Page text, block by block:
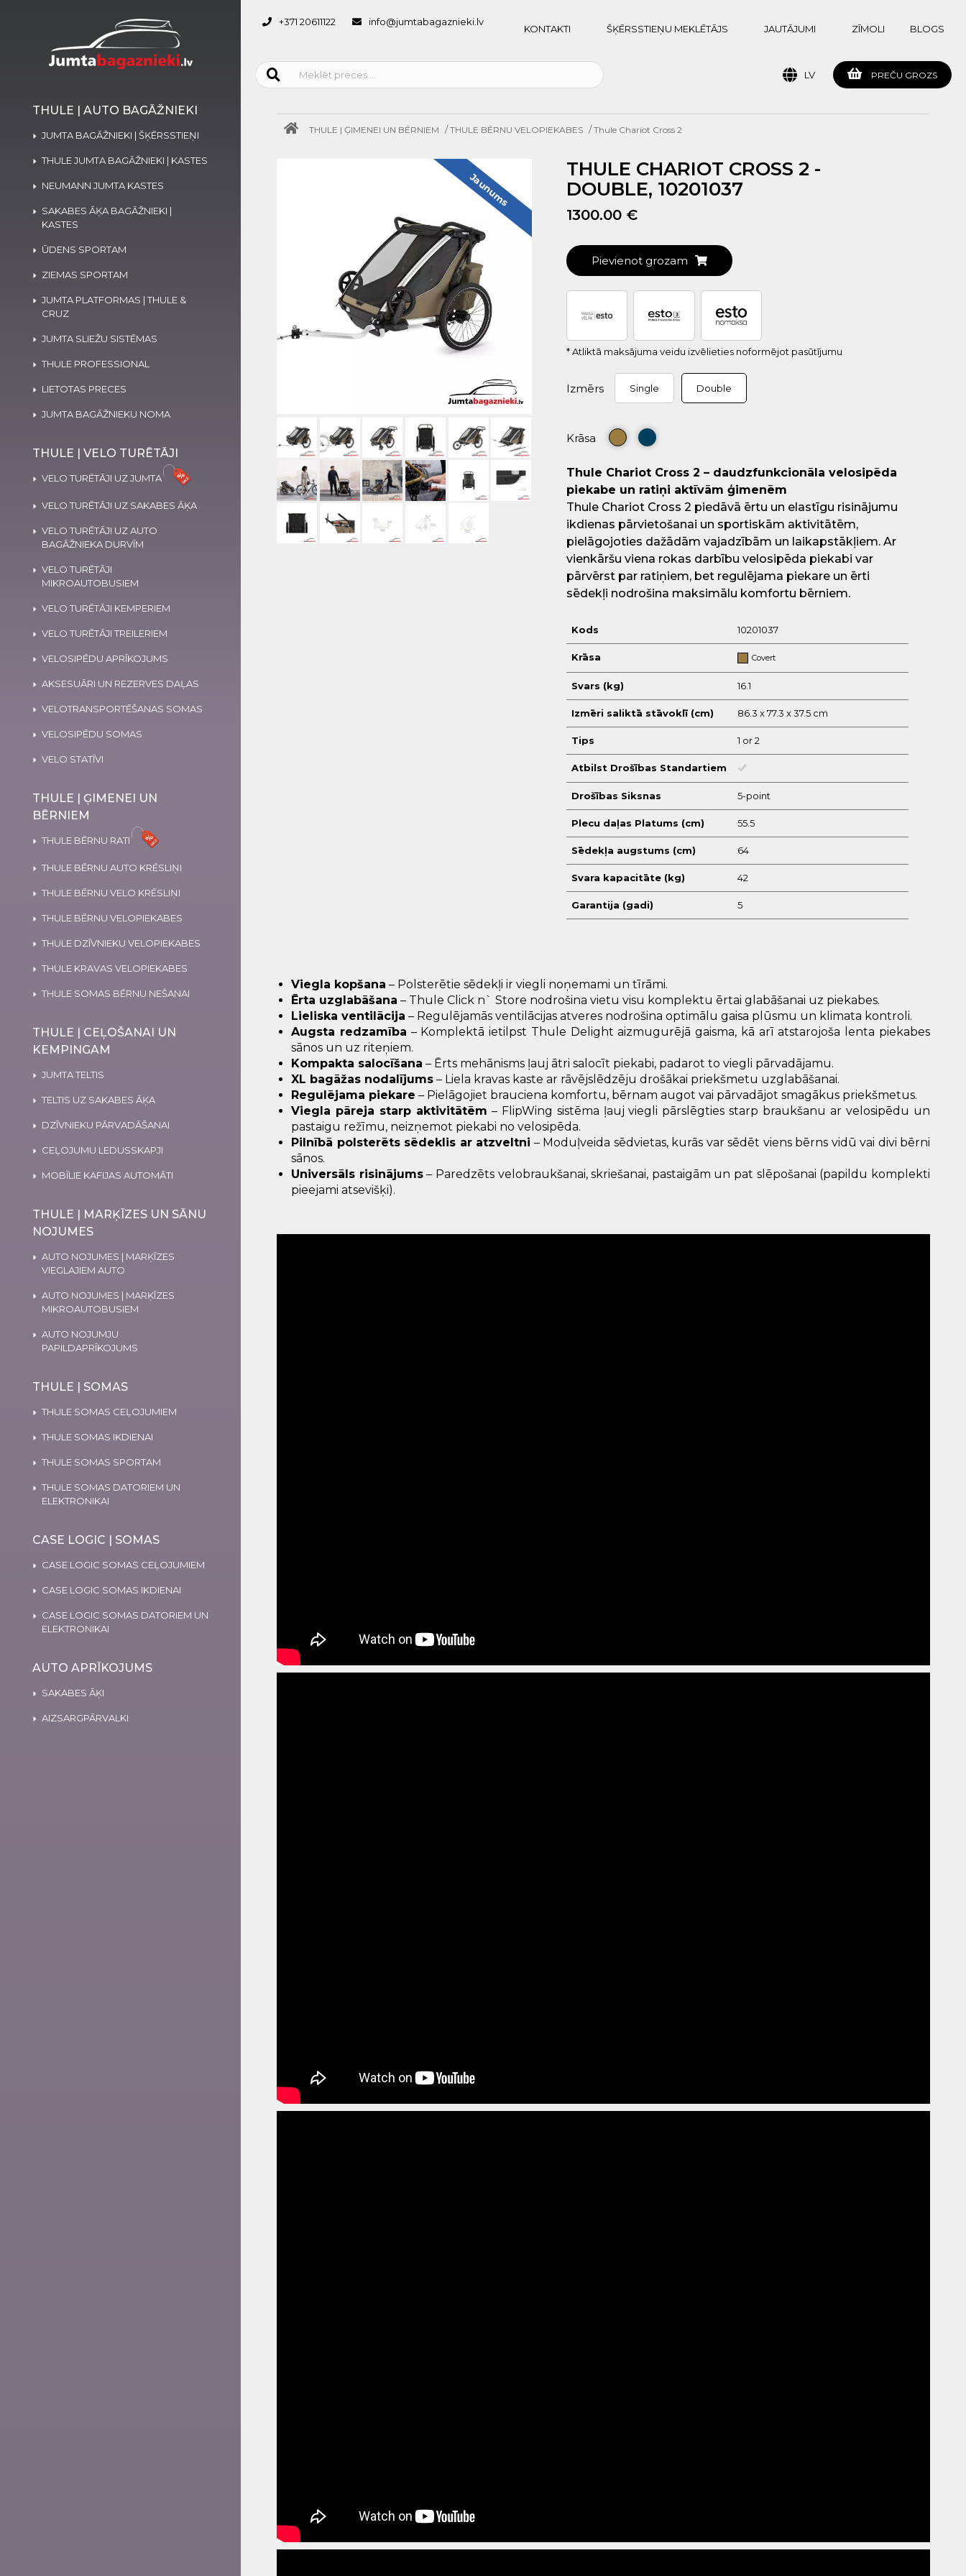
THULE | AUTO BAGĀŽNIEKI
JUMTA BAGĀŽNIEKI | ŠĶĒRSSTIEŅI
THULE JUMTA BAGĀŽNIEKI | KASTES
NEUMANN JUMTA KASTES
SAKABES ĀĶA BAGĀŽNIEKI |
KASTES
ŪDENS SPORTAM
ZIEMAS SPORTAM
JUMTA PLATFORMAS | THULE &
CRUZ
JUMTA SLIEŽU SISTĒMAS
THULE PROFESSIONAL
LIETOTAS PRECES
JUMTA BAGĀŽNIEKU NOMA
THULE | VELO TURĒTĀJI
VELO TURĒTĀJI UZ JUMTA
VELO TURĒTĀJI UZ SAKABES ĀĶA
VELO TURĒTĀJI UZ AUTO
BAGĀŽNIEKA DURVĪM
VELO TURĒTĀJI
MIKROAUTOBUSIEM
VELO TURĒTĀJI KEMPERIEM
VELO TURĒTĀJI TREILERIEM
VELOSIPĒDU APRĪKOJUMS
AKSESUĀRI UN REZERVES DAĻAS
VELOTRANSPORTĒŠANAS SOMAS
VELOSIPĒDU SOMAS
VELO STATĪVI
THULE | ĢIMENEI UN
BĒRNIEM
THULE BĒRNU RATI
THULE BĒRNU AUTO KRĒSLIŅI
THULE BĒRNU VELO KRĒSLIŅI
THULE BĒRNU VELOPIEKABES
THULE DZĪVNIEKU VELOPIEKABES
THULE KRAVAS VELOPIEKABES
THULE SOMAS BĒRNU NEŠANAI
THULE | CEĻOŠANAI UN
KEMPINGAM
JUMTA TELTIS
TELTIS UZ SAKABES ĀĶA
DZĪVNIEKU PĀRVADĀŠANAI
CEĻOJUMU LEDUSSKAPJI
MOBĪLIE KAFIJAS AUTOMĀTI
THULE | MARĶĪZES UN SĀNU
NOJUMES
AUTO NOJUMES | MARĶĪZES
VIEGLAJIEM AUTO
AUTO NOJUMES | MARĶĪZES
MIKROAUTOBUSIEM
AUTO NOJUMJU
PAPILDAPRĪKOJUMS
THULE | SOMAS
THULE SOMAS CEĻOJUMIEM
THULE SOMAS IKDIENAI
THULE SOMAS SPORTAM
THULE SOMAS DATORIEM UN
ELEKTRONIKAI
CASE LOGIC | SOMAS
CASE LOGIC SOMAS CEĻOJUMIEM
CASE LOGIC SOMAS IKDIENAI
CASE LOGIC SOMAS DATORIEM UN
ELEKTRONIKAI
AUTO APRĪKOJUMS
SAKABES ĀĶI
AIZSARGPĀRVALKI
+371 20611122 info@jumtabagaznieki.lv
KONTAKTI ŠĶĒRSSTIEŅU MEKLĒTĀJS JAUTĀJUMI ZĪMOLI BLOGS
PREČU GROZS
LV
THULE | ĢIMENEI UN BĒRNIEM /THULE BĒRNU VELOPIEKABES /Thule Chariot Cross 2
Jaunums
THULE CHARIOT CROSS 2 -
DOUBLE, 10201037
1300.00 €
Pievienot grozam
* Atliktā maksājuma veidu izvēlieties noformējot pasūtījumu
Izmērs Single Double
Krāsa
Thule Chariot Cross 2 – daudzfunkcionāla velosipēda
piekabe un ratiņi aktīvām ģimenēm
Thule Chariot Cross 2 piedāvā ērtu un elastīgu risinājumu
ikdienas pārvietošanai un sportiskām aktivitātēm,
pielāgojoties dažādām vajadzībām un laikapstākļiem. Ar
vienkāršu viena rokas darbību velosipēda piekabi var
pārvērst par ratiņiem, bet regulējama piekare un ērti
sēdekļi nodrošina maksimālu komfortu bērniem.
Kods 10201037
Krāsa Covert
Svars (kg) 16.1
Izmēri saliktā stāvoklī (cm) 86.3 x 77.3 x 37.5 cm
Tips 1 or 2
Atbilst Drošības Standartiem
Drošības Siksnas 5-point
Plecu daļas Platums (cm) 55.5
Sēdekļa augstums (cm) 64
Svara kapacitāte (kg) 42
Garantija (gadi) 5
Viegla kopšana – Polsterētie sēdekļi ir viegli noņemami un tīrāmi.
Ērta uzglabāšana – Thule Click n` Store nodrošina vietu visu komplektu ērtai glabāšanai uz piekabes.
Lieliska ventilācija – Regulējamās ventilācijas atveres nodrošina optimālu gaisa plūsmu un klimata kontroli.
Augsta redzamība – Komplektā ietilpst Thule Delight aizmugurējā gaisma, kā arī atstarojoša lenta piekabes
sānos un uz riteņiem.
Kompakta salocīšana – Ērts mehānisms ļauj ātri salocīt piekabi, padarot to viegli pārvadājamu.
XL bagāžas nodalījums – Liela kravas kaste ar rāvējslēdzēju drošākai priekšmetu uzglabāšanai.
Regulējama piekare – Pielāgojiet brauciena komfortu, bērnam augot vai pārvadājot smagākus priekšmetus.
Viegla pāreja starp aktivitātēm – FlipWing sistēma ļauj viegli pārslēgties starp braukšanu ar velosipēdu un
pastaigu režīmu, neizņemot piekabi no velosipēda.
Pilnībā polsterēts sēdeklis ar atzveltni – Moduļveida sēdvietas, kurās var sēdēt viens bērns vidū vai divi bērni
sānos.
Universāls risinājums– Paredzēts velobraukšanai, skriešanai, pastaigām un pat slēpošanai (papildu komplekti
pieejami atsevišķi).